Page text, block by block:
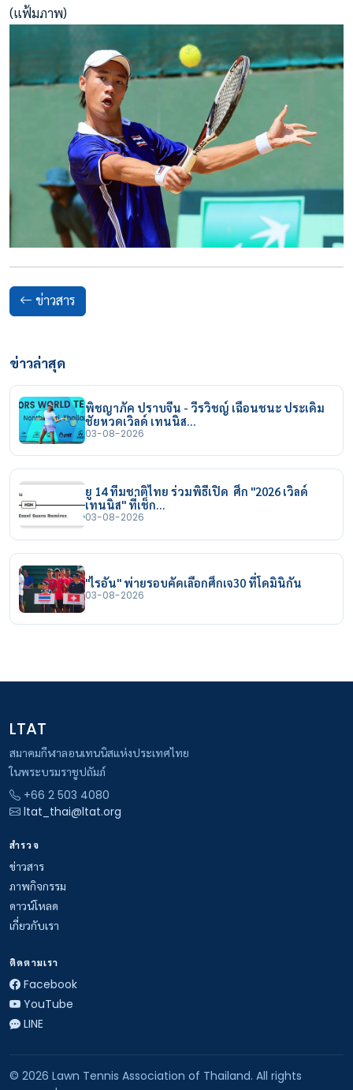
(แฟ้มภาพ)
ข่าวสาร
ข่าวล่าสุด
พิชญาภัค ปราบจีน - วีรวิชญ์ เฉือนชนะ ประเดิม
ชัยหวดเวิลด์ เทนนิส…
03-08-2026
ยู 14 ทีมชาติไทย ร่วมพิธีเปิด ศึก "2026 เวิลด์
เทนนิส" ที่เช็ก…
03-08-2026
"ไรอัน" พ่ายรอบคัดเลือกศึกเจ30 ที่โดมินิกัน
03-08-2026
LTAT
สมาคมกีฬาลอนเทนนิสแห่งประเทศไทย
ในพระบรมราชูปถัมภ์
+66 2 503 4080
ltat_thai@ltat.org
สำรวจ
ข่าวสาร
ภาพกิจกรรม
ดาวน์โหลด
เกี่ยวกับเรา
ติดตามเรา
Facebook
YouTube
LINE
© 2026 Lawn Tennis Association of Thailand. All rights